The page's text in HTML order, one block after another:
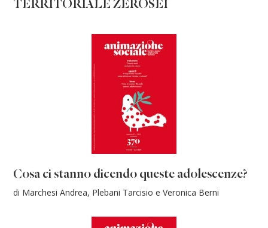
TERRITORIALE ZEROSEI
Cosa ci stanno dicendo queste adolescenze?
di Marchesi Andrea, Plebani Tarcisio e Veronica Berni